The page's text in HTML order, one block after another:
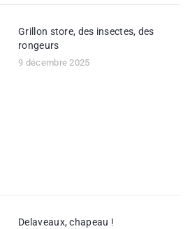
Grillon store, des insectes, des
rongeurs
9 décembre 2025
Delaveaux, chapeau !